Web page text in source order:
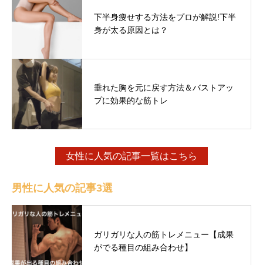
下半身痩せする方法をプロが解説!下半
身が太る原因とは？
垂れた胸を元に戻す方法＆バストアッ
プに効果的な筋トレ
女性に人気の記事一覧はこちら
男性に人気の記事3選
ガリガリな人の筋トレメニュー【成果
がでる種目の組み合わせ】